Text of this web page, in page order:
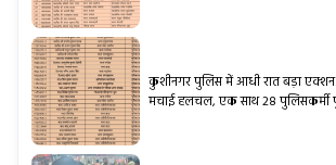
कुशीनगर पुलिस में आधी रात बड़ा
मचाई हलचल, एक साथ 28